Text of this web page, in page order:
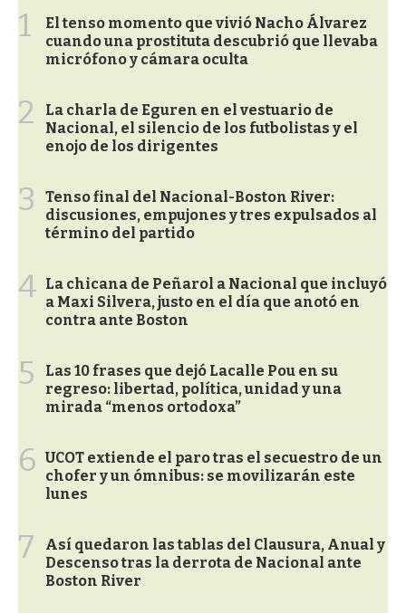
1
El tenso momento que vivió Nacho Álvarez
cuando una prostituta descubrió que llevaba
micrófono y cámara oculta
2
La charla de Eguren en el vestuario de
Nacional, el silencio de los futbolistas y el
enojo de los dirigentes
3
Tenso final del Nacional-Boston River:
discusiones, empujones y tres expulsados al
término del partido
4 La chicana de Peñarol a Nacional que incluyó
a Maxi Silvera, justo en el día que anotó en
contra ante Boston
5
Las 10 frases que dejó Lacalle Pou en su
regreso: libertad, política, unidad y una
mirada “menos ortodoxa”
6 UCOT extiende el paro tras el secuestro de un
chofer y un ómnibus: se movilizarán este
lunes
7
Así quedaron las tablas del Clausura, Anual y
Descenso tras la derrota de Nacional ante
Boston River